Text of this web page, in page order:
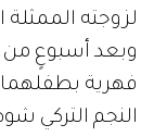
لزوجته الممثلة
وبعد أسبوعٍ من
فهرية بطفلهما
النجم التركي